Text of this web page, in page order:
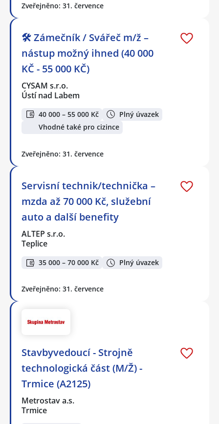
Zveřejněno: 31. července
🛠️ Zámečník / Svářeč m/ž –
nástup možný ihned (40 000
KČ - 55 000 KČ)
CYSAM s.r.o.
Ústí nad Labem
40 000 – 55 000 Kč
Plný úvazek
Vhodné také pro cizince
Zveřejněno: 31. července
Servisní technik/technička –
mzda až 70 000 Kč, služební
auto a další benefity
ALTEP s.r.o.
Teplice
35 000 – 70 000 Kč Plný úvazek
Zveřejněno: 31. července
Stavbyvedoucí - Strojně
technologická část (M/Ž) -
Trmice (A2125)
Metrostav a.s.
Trmice